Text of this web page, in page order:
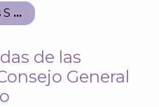
del Consejo
de las
General